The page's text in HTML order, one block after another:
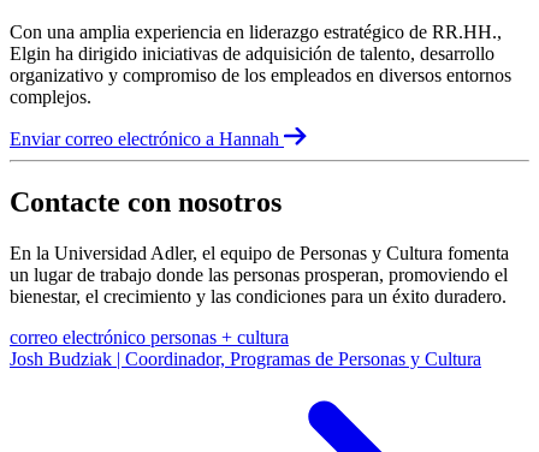
Con una amplia experiencia en liderazgo estratégico de RR.HH.,
Elgin ha dirigido iniciativas de adquisición de talento, desarrollo
organizativo y compromiso de los empleados en diversos entornos
complejos.
Enviar correo electrónico a Hannah
Contacte con nosotros
En la Universidad Adler, el equipo de Personas y Cultura fomenta
un lugar de trabajo donde las personas prosperan, promoviendo el
bienestar, el crecimiento y las condiciones para un éxito duradero.
correo electrónico personas + cultura
Josh Budziak | Coordinador, Programas de Personas y Cultura